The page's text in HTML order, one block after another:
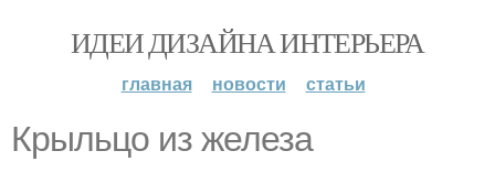
ИДЕИ ДИЗАЙНА ИНТЕРЬЕРА
главная новости статьи
Крыльцо из железа